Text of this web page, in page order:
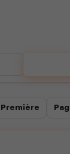
Première